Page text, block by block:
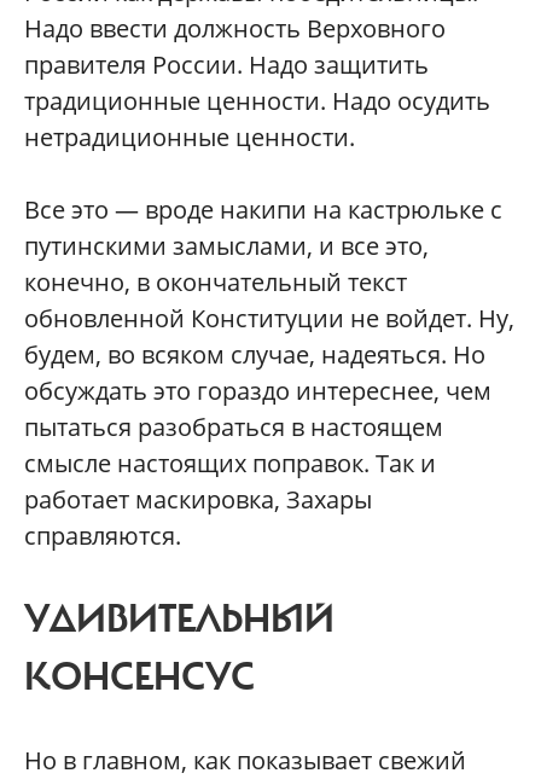
Надо ввести должность Верховного
правителя России. Надо защитить
традиционные ценности. Надо осудить
нетрадиционные ценности.
Все это — вроде накипи на кастрюльке с
путинскими замыслами, и все это,
конечно, в окончательный текст
обновленной Конституции не войдет. Ну,
будем, во всяком случае, надеяться. Но
обсуждать это гораздо интереснее, чем
пытаться разобраться в настоящем
смысле настоящих поправок. Так и
работает маскировка, Захары
справляются.
УДИВИТЕЛЬНЫЙ
КОНСЕНСУС
Но в главном, как показывает свежий